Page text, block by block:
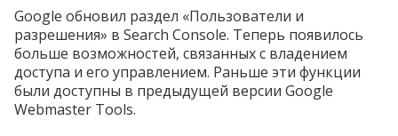
Google обновил раздел «Пользователи и
разрешения» в Search Console. Теперь появилось
больше возможностей, связанных с владением
доступа и его управлением. Раньше эти функции
были доступны в предыдущей версии Google
Webmaster Tools.